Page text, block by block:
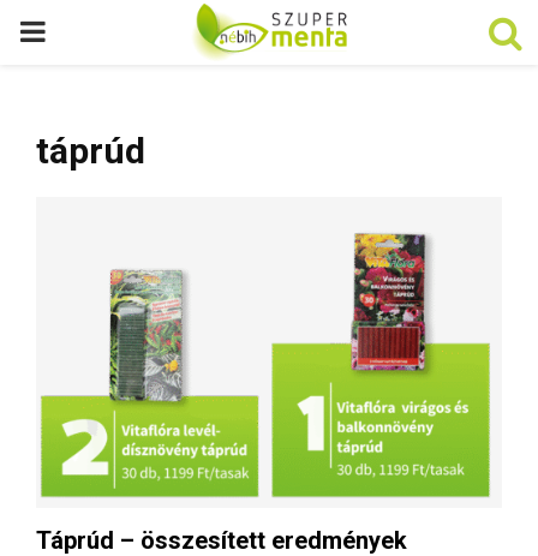
P
M
táprúd
Táprúd – összesített eredmények